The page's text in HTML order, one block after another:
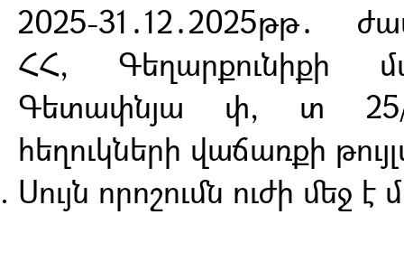
2025-
ՀՀ, Գեղարքունիքի
Գետափնյա փ, տ 25/
հեղուկների վաճառքի
Սույն որոշումն ուժի մեջ